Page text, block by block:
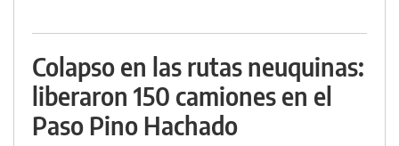
Colapso en las rutas neuquinas:
liberaron 150 camiones en el
Paso Pino Hachado